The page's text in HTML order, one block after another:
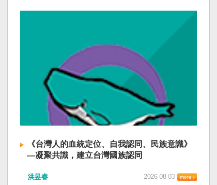
《台灣人的血統定位、自我認同、民族意識》
—凝聚共識，建立台灣國族認同
洪昱睿 2026-08-03